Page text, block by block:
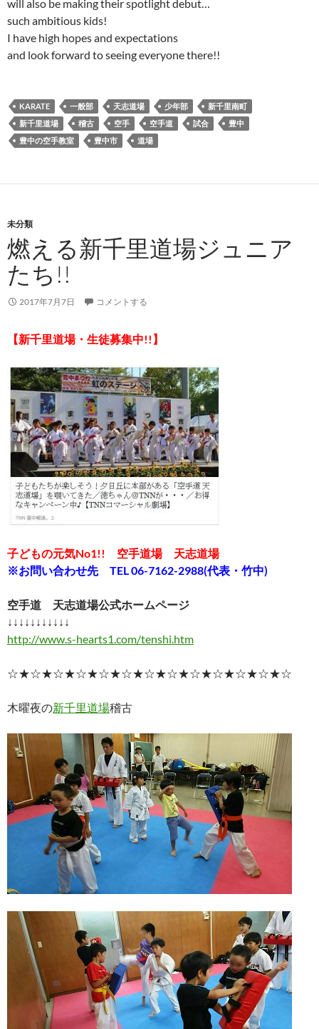
will also be making their spotlight debut…
such ambitious kids!
I have high hopes and expectations
and look forward to seeing everyone there!!
KARATE 一般部 天志道場 少年部
新千里南町
新千里道場
稽古 空手 空手道 試合
豊中
豊中の空手教室
豊中市 道場
未分類
燃える新千里道場ジュニア
たち!!
2017年7月7日 コメントする
【新千里道場・生徒募集中!!】
子どもの元気No1!! 空手道場 天志道場
※お問い合わせ先 TEL 06-7162-2988(代表・竹中)
空手道 天志道場公式ホームページ
↓↓↓↓↓↓↓↓↓↓↓
http://www.s-hearts1.com/tenshi.htm
☆★☆★☆★☆★☆★☆★☆★☆★☆★☆★☆★☆★☆
木曜夜の新千里道場稽古